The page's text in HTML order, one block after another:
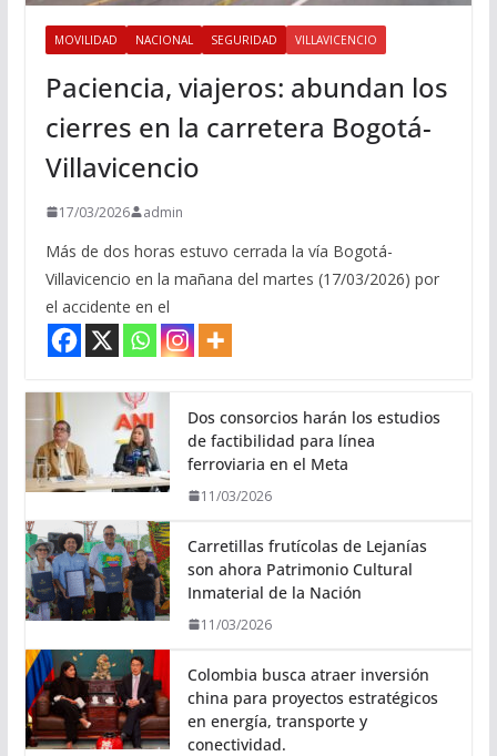
MOVILIDAD NACIONAL SEGURIDAD VILLAVICENCIO
Paciencia, viajeros: abundan los
cierres en la carretera Bogotá-
Villavicencio
17/03/2026 admin
Más de dos horas estuvo cerrada la vía Bogotá-
Villavicencio en la mañana del martes (17/03/2026) por
el accidente en el
Dos consorcios harán los estudios
de factibilidad para línea
ferroviaria en el Meta
11/03/2026
Carretillas frutícolas de Lejanías
son ahora Patrimonio Cultural
Inmaterial de la Nación
11/03/2026
Colombia busca atraer inversión
china para proyectos estratégicos
en energía, transporte y
conectividad.